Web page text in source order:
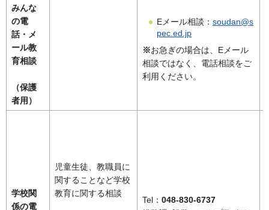
みんな
の電
話・メ
ール教
育相談
（保護
者用）
Eメール相談： soudan@s
pec.ed.jp
※お急ぎの場合は、Eメール
相談ではなく、電話相談をご
利用ください。
学校関
係の電
児童生徒、教職員に
関することなど学校
教育に関する相談
Tel： 048-830-6737